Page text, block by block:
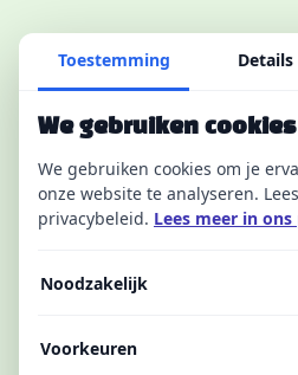
Toestemming Details
We gebruiken cookies
We gebruiken cookies om je
onze website te analyseren.
privacybeleid. Lees meer in
Noodzakelijk
Voorkeuren